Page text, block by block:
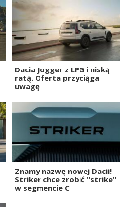
Dacia Jogger z LPG i niską
ratą. Oferta przyciąga
uwagę
Znamy nazwę nowej Dacii!
Striker chce zrobić "strike"
w segmencie C